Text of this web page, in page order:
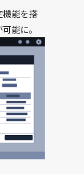
機能を搭
能に。